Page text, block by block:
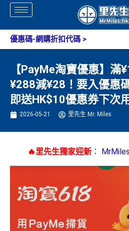
Skip
content
優惠碼-網購折扣代碼 >
【PayMe淘寶優惠】滿
¥288減¥28！要入優惠
即送HK$10優惠券下次
2026-05-21 里先生 Mr. Miles
🔥里先生獨家迎新：